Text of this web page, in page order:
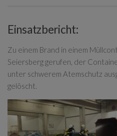
Einsatzbericht:
Zu einem Brand in einem
Seiersberg gerufen, der
unter schwerem Atemschutz
gelöscht.